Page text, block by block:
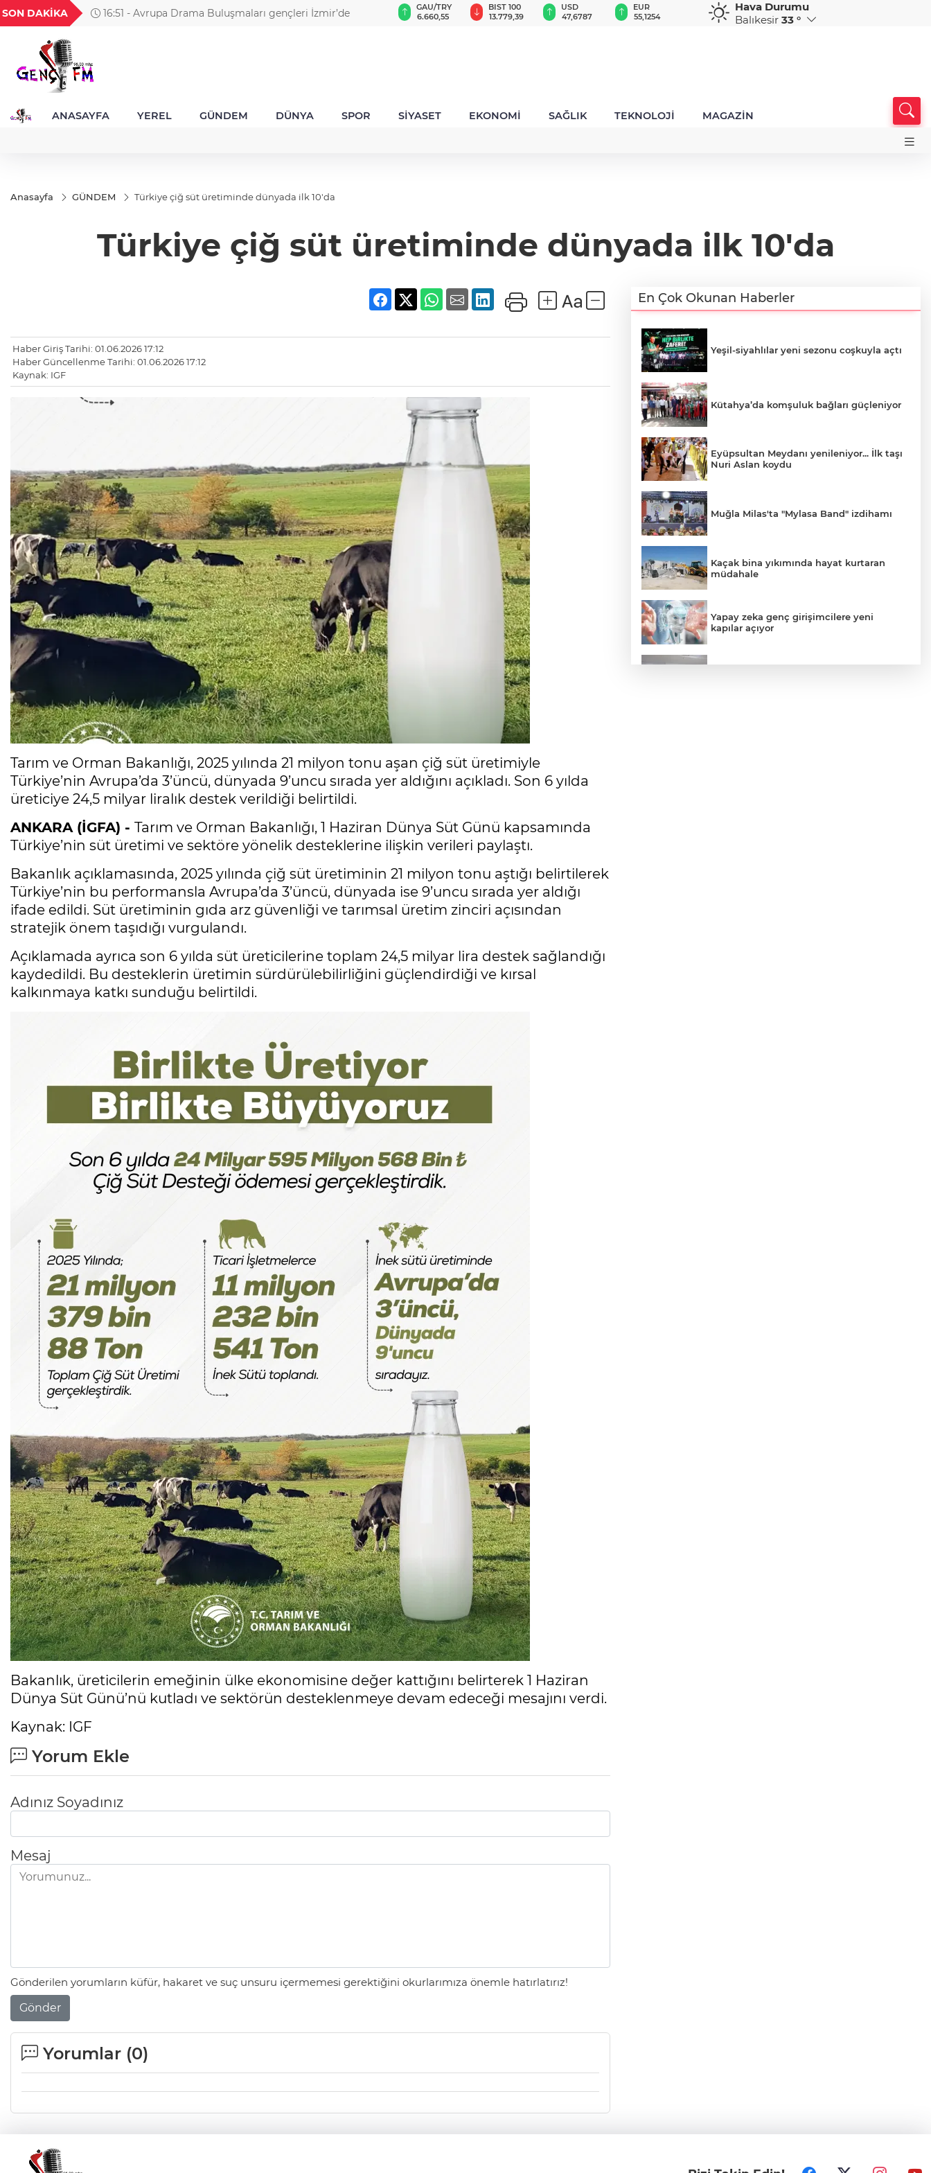
SON DAKİKA
16:51 - Osmangazi’de geleceğin yüzücüleri sertifikalarını
18,2677
TND
16,3788
BGN
27,9743
0,0018
6.660,55
BIST 100
13.779,39
USD
47,6787
EUR
55,1254
GBP
64,3468
CHF
59,0083
CAD
34,1883
Hava Durumu
Balıkesir 33 °
ANASAYFA YEREL GÜNDEM DÜNYA SPOR SİYASET EKONOMİ SAĞLIK TEKNOLOJİ MAGAZİN
Anasayfa GÜNDEM Türkiye çiğ süt üretiminde dünyada ilk 10'da
Türkiye çiğ süt üretiminde dünyada ilk 10'da
Haber Giriş Tarihi: 01.06.2026 17:12
Haber Güncellenme Tarihi: 01.06.2026 17:12
Kaynak: IGF
Tarım ve Orman Bakanlığı, 2025 yılında 21 milyon tonu aşan çiğ süt üretimiyle
Türkiye’nin Avrupa’da 3’üncü, dünyada 9’uncu sırada yer aldığını açıkladı. Son 6 yılda
üreticiye 24,5 milyar liralık destek verildiği belirtildi.
ANKARA (İGFA) - Tarım ve Orman Bakanlığı, 1 Haziran Dünya Süt Günü kapsamında
Türkiye’nin süt üretimi ve sektöre yönelik desteklerine ilişkin verileri paylaştı.
Bakanlık açıklamasında, 2025 yılında çiğ süt üretiminin 21 milyon tonu aştığı belirtilerek
Türkiye’nin bu performansla Avrupa’da 3’üncü, dünyada ise 9’uncu sırada yer aldığı
ifade edildi. Süt üretiminin gıda arz güvenliği ve tarımsal üretim zinciri açısından
stratejik önem taşıdığı vurgulandı.
Açıklamada ayrıca son 6 yılda süt üreticilerine toplam 24,5 milyar lira destek sağlandığı
kaydedildi. Bu desteklerin üretimin sürdürülebilirliğini güçlendirdiği ve kırsal
kalkınmaya katkı sunduğu belirtildi.
Bakanlık, üreticilerin emeğinin ülke ekonomisine değer kattığını belirterek 1 Haziran
Dünya Süt Günü’nü kutladı ve sektörün desteklenmeye devam edeceği mesajını verdi.
Kaynak: IGF
Yorum Ekle
Adınız Soyadınız
Mesaj
Gönderilen yorumların küfür, hakaret ve suç unsuru içermemesi gerektiğini okurlarımıza önemle hatırlatırız!
Gönder
Yorumlar (0)
En Çok Okunan Haberler
Yeşil-siyahlılar yeni sezonu coşkuyla açtı
Kütahya’da komşuluk bağları güçleniyor
Eyüpsultan Meydanı yenileniyor... İlk taşı
Nuri Aslan koydu
Muğla Milas'ta "Mylasa Band" izdihamı
Kaçak bina yıkımında hayat kurtaran
müdahale
Yapay zeka genç girişimcilere yeni
kapılar açıyor